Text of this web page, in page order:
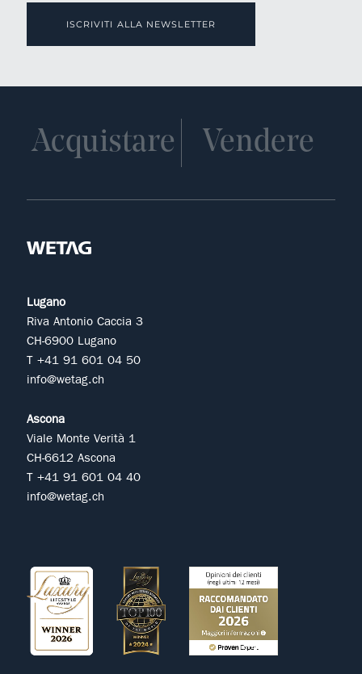
ISCRIVITI ALLA NEWSLETTER
Acquistare Vendere
Lugano
Riva Antonio Caccia 3
CH-6900 Lugano
T +41 91 601 04 50
info@wetag.ch
Ascona
Viale Monte Verità 1
CH-6612 Ascona
T +41 91 601 04 40
info@wetag.ch